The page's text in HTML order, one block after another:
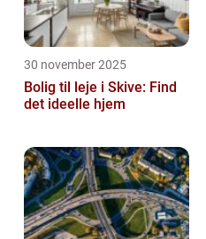
30 november 2025
Bolig til leje i Skive: Find
det ideelle hjem